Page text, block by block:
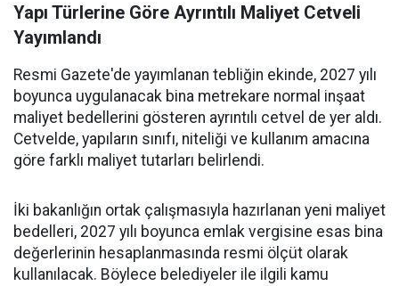
Yapı Türlerine Göre Ayrıntılı Maliyet Cetveli
Yayımlandı
Resmi Gazete'de yayımlanan tebliğin ekinde, 2027 yılı
boyunca uygulanacak bina metrekare normal inşaat
maliyet bedellerini gösteren ayrıntılı cetvel de yer aldı.
Cetvelde, yapıların sınıfı, niteliği ve kullanım amacına
göre farklı maliyet tutarları belirlendi.
İki bakanlığın ortak çalışmasıyla hazırlanan yeni maliyet
bedelleri, 2027 yılı boyunca emlak vergisine esas bina
değerlerinin hesaplanmasında resmi ölçüt olarak
kullanılacak. Böylece belediyeler ile ilgili kamu